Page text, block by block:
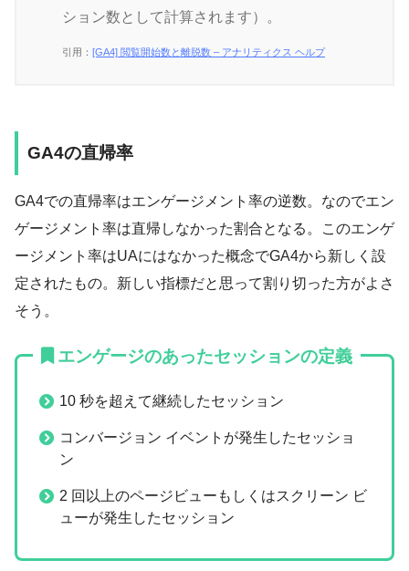
ション数として計算されます）。
引用： [GA4] 閲覧開始数と離脱数 – アナリティクス ヘルプ
GA4の直帰率
GA4での直帰率はエンゲージメント率の逆数。なのでエン
ゲージメント率は直帰しなかった割合となる。このエンゲ
ージメント率はUAにはなかった概念でGA4から新しく設
定されたもの。新しい指標だと思って割り切った方がよさ
そう。
エンゲージのあったセッションの定義
10 秒を超えて継続したセッション
コンバージョン イベントが発生したセッショ
ン
2 回以上のページビューもしくはスクリーン ビ
ューが発生したセッション